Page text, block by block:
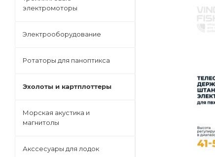
электромоторы
Электрооборудование
Ротаторы для паноптикса
Эхолоты и картплоттеры
Морская акустика и
магнитолы
Акссесуары для лодок